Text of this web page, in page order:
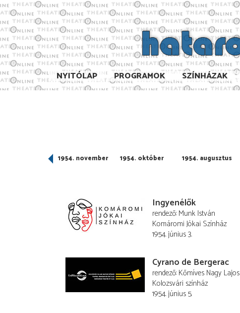
NYITÓLAP PROGRAMOK SZÍNHÁZAK
1954. november 1954. október 1954. augusztus
Ingyenélők
rendező Munk István
Komáromi Jókai Színház
1954. június 3.
Cyrano de Bergerac
rendező Kőmíves Nagy Lajos
Kolozsvári színház
1954. június 5.